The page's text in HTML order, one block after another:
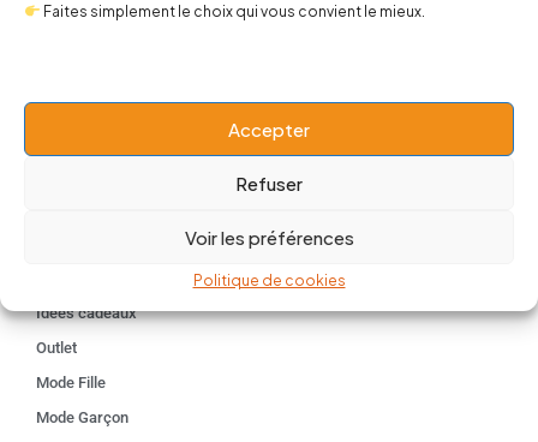
Faites simplement le choix qui vous convient le mieux.
Accepter
Refuser
Voir les préférences
Politique de cookies
Boutique
Idées cadeaux
Outlet
Mode Fille
Mode Garçon